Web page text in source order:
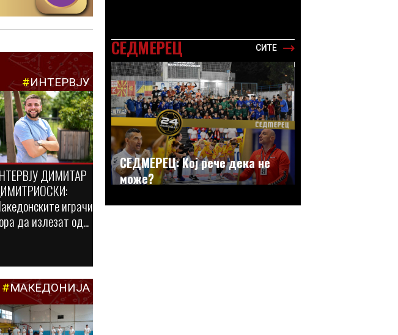
#ИНТЕРВЈУ
ДИМИТАР
играчи
да излезат од...
#МАКЕДОНИЈА
СЕДМЕРЕЦ СИТЕ
СЕДМЕРЕЦ: Кој рече дека не
може?